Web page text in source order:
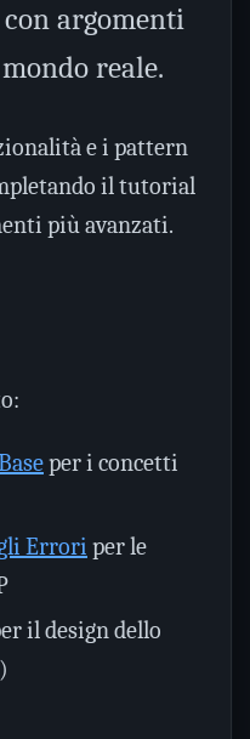
con argomenti
reale.
e i pattern
il tutorial
più avanzati.
per i concetti
Errori per le
il design dello